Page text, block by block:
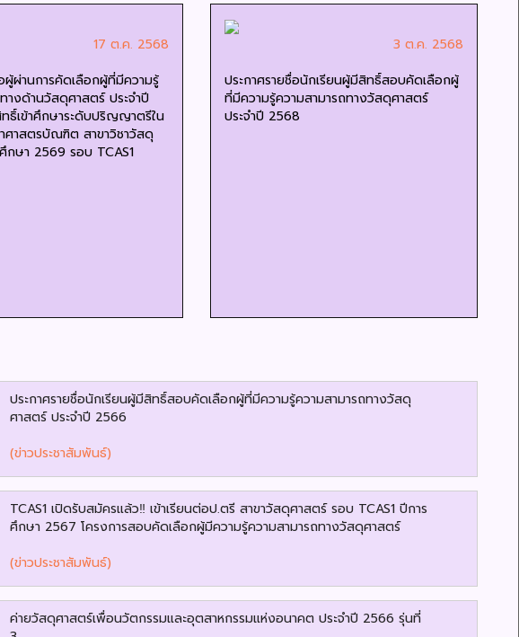
17 ต.ค. 2568
ผู้ผ่านการคัดเลือกผู้ที่มีความรู้
างด้านวัสดุศาสตร์ ประจำปี
ธิ์เข้าศึกษาระดับปริญญาตรีใน
ศาสตรบัณฑิต สาขาวิชาวัสดุ
กษา 2569 รอบ TCAS1
3 ต.ค. 2568
ประกาศรายชื่อนักเรียนผู้มีสิทธิ์สอบคัดเลือกผู้
ที่มีความรู้ความสามารถทางวัสดุศาสตร์
ประจำปี 2568
ประกาศรายชื่อนักเรียนผู้มีสิทธิ์สอบคัดเลือกผู้ที่มีความรู้ความสามารถทางวัสดุ
ศาสตร์ ประจำปี 2566
(ข่าวประชาสัมพันธ์)
TCAS1 เปิดรับสมัครแล้ว‼️ เข้าเรียนต่อป.ตรี สาขาวัสดุศาสตร์ รอบ TCAS1 ปีการ
ศึกษา 2567 โครงการสอบคัดเลือกผู้มีความรู้ความสามารถทางวัสดุศาสตร์
(ข่าวประชาสัมพันธ์)
ค่ายวัสดุศาสตร์เพื่อนวัตกรรมและอุตสาหกรรมแห่งอนาคต ประจำปี 2566 รุ่นที่